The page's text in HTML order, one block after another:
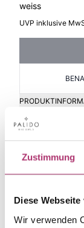
Zustimmung
Diese
Wir verwenden
weiss
UVP inklusive
Artikelgruppe
Anhänger Herz
Gewicht
9010595724688